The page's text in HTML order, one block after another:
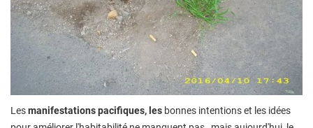
Lesmanifestations pacifiques, les bonnes intentions et les idées